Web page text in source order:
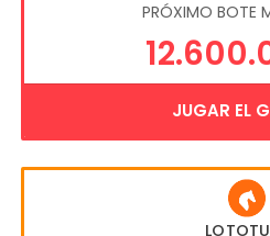
PRÓXIMO BOTE
JUGAR EL